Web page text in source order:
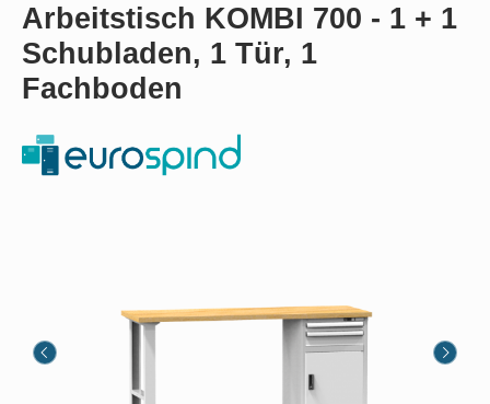
Arbeitstisch KOMBI 700 - 1 + 1
Schubladen, 1 Tür, 1
Fachboden